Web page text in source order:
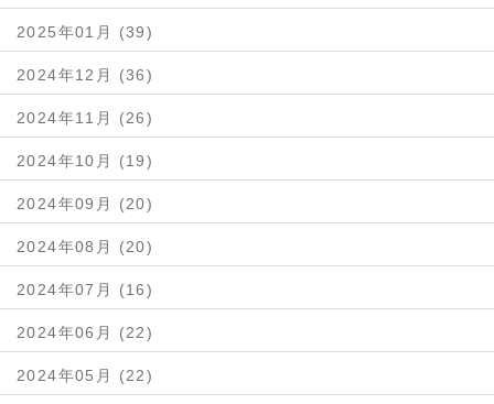
2025年01月 (39)
2024年12月 (36)
2024年11月 (26)
2024年10月 (19)
2024年09月 (20)
2024年08月 (20)
2024年07月 (16)
2024年06月 (22)
2024年05月 (22)